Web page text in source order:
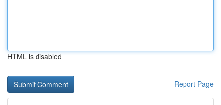
HTML is disabled
Report Page